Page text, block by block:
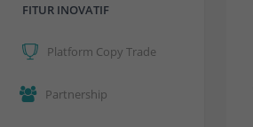
FITUR INOVATIF
Platform Copy Trade
Partnership